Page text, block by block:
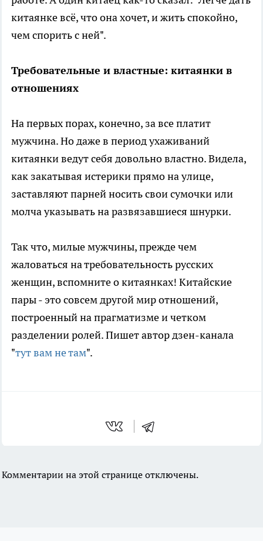
китаянке всё, что она хочет, и жить спокойно,
чем спорить с ней".
Требовательные и властные: китаянки в
отношениях
На первых порах, конечно, за все платит
мужчина. Но даже в период ухаживаний
китаянки ведут себя довольно властно. Видела,
как закатывая истерики прямо на улице,
заставляют парней носить свои сумочки или
молча указывать на развязавшиеся шнурки.
Так что, милые мужчины, прежде чем
жаловаться на требовательность русских
женщин, вспомните о китаянках! Китайские
пары - это совсем другой мир отношений,
построенный на прагматизме и четком
разделении ролей. Пишет автор дзен-канала
"тут вам не там".
Комментарии на этой странице отключены.